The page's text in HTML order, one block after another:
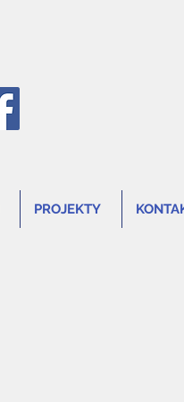
PROJEKTY